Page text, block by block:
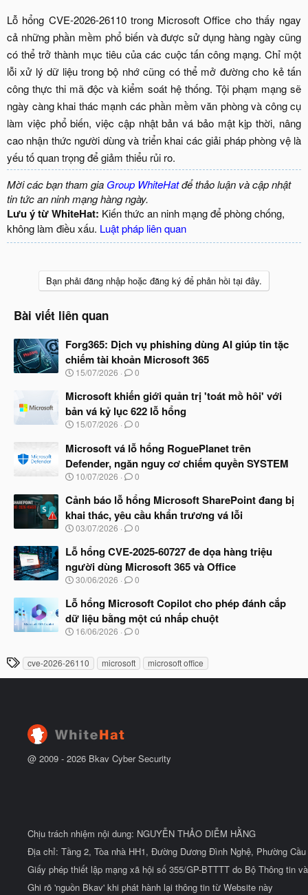
Lỗ hổng CVE-2026-26110 trong Microsoft Office cho thấy ngay
cả những phần mềm phổ biến và được sử dụng hàng ngày cũng
có thể trở thành mục tiêu của các cuộc tấn công mạng. Chỉ một
lỗi xử lý dữ liệu trong bộ nhớ cũng có thể mở đường cho kẻ tấn
công thực thi mã độc và kiểm soát hệ thống. Tội phạm mạng sẽ
ngày càng khai thác mạnh các phần mềm văn phòng và công cụ
làm việc phổ biến, việc cập nhật bản vá bảo mật kịp thời, nâng
cao nhận thức người dùng và triển khai các giải pháp phòng vệ là
yếu tố quan trọng để giảm thiểu rủi ro.​
Mời các bạn tham gia Group WhiteHatđể thảo luận và cập nhật
tin tức an ninh mạng hàng ngày.
Lưu ý từ WhiteHat: Kiến thức an ninh mạng để phòng chống,
không làm điều xấu. Luật pháp liên quan
Bạn phải đăng nhập hoặc đăng ký để phản hồi tại đây.
Bài viết liên quan
Forg365: Dịch vụ phishing dùng AI giúp tin tặc
chiếm tài khoản Microsoft 365
N
à
y
b
ắ
đ
ầ
u
15/07/2026 0
Microsoft khiến giới quản trị 'toát mồ hôi' với
bản vá kỷ lục 622 lỗ hổng
N
à
y
b
ắ
đ
ầ
u
15/07/2026 0
Microsoft vá lỗ hổng RoguePlanet trên
Defender, ngăn nguy cơ chiếm quyền SYSTEM
N
à
b
ắ
đ
ầ
u
10/07/2026 0
Cảnh báo lỗ hổng Microsoft SharePoint đang bị
khai thác, yêu cầu khẩn trương vá lỗi
N
à
b
ắ
đ
ầ
u
03/07/2026 0
Lỗ hổng CVE-2025-60727 đe dọa hàng triệu
người dùng Microsoft 365 và Office
N
à
b
ắ
đ
ầ
u
30/06/2026 0
Lỗ hổng Microsoft Copilot cho phép đánh cắp
dữ liệu bằng một cú nhấp chuột
N
y
u
16/06/2026 0
T
h
cve-2026-26110 microsoft microsoft office
@ 2009 - 2026 Bkav Cyber Security
Chịu trách nhiệm nội dung: NGUYỄN THẢO DIỄM HẰNG
Địa chỉ: Tầng 2, Tòa nhà HH1, Đường Dương Đình Nghệ, Phường
Giấy phép thiết lập mạng xã hội số 355/GP-BTTTT do Bộ Thông tin
Ghi rõ 'nguồn Bkav' khi phát hành lại thông tin từ Website này